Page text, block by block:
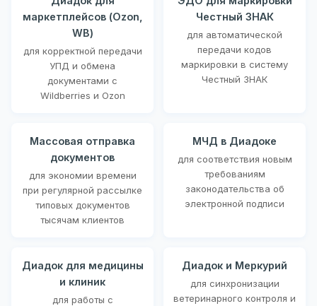
маркетплейсов (Ozon,
WB)
для корректной передачи
УПД и обмена
документами с
Wildberries и Ozon
Честный ЗНАК
для автоматической
передачи кодов
маркировки в систему
Честный ЗНАК
Массовая отправка
документов
для экономии времени
при регулярной рассылке
типовых документов
тысячам клиентов
МЧД в Диадоке
для соответствия новым
требованиям
законодательства об
электронной подписи
Диадок для медицины
и клиник
для работы с
Диадок и Меркурий
для синхронизации
ветеринарного контроля и